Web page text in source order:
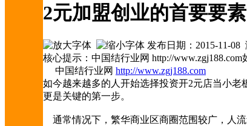
2元加盟创业的首要要素
发布日期：2015-11-08
核心提示：中国结行业网 http://
中国结行业网 http://www.zgj188.com
如今越来越多的人开始选择投资开2元店当小
更是关键的第一步。
通常情况下，繁华商业区商圈范围较广，人